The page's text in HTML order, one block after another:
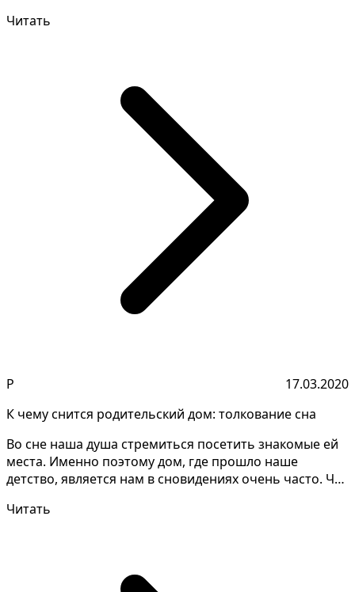
Читать
Р
17.03.2020
К чему снится родительский дом: толкование сна
Во сне наша душа стремиться посетить знакомые ей
места. Именно поэтому дом, где прошло наше
детство, является нам в сновидениях очень часто. Что
Читать